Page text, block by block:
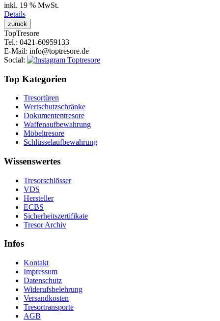
inkl. 19 % MwSt.
Details
TopTresore
Tel.: 0421-60959133
E-Mail: info@toptresore.de
Social:
Top Kategorien
Tresortüren
Wertschutzschränke
Dokumententresore
Waffenaufbewahrung
Möbeltresore
Schlüsselaufbewahrung
Wissenswertes
Tresorschlösser
VDS
Hersteller
ECBS
Sicherheitszertifikate
Tresor Archiv
Infos
Kontakt
Impressum
Datenschutz
Widerufsbelehrung
Versandkosten
Tresortransporte
AGB